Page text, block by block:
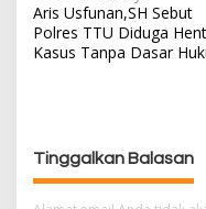
a
v
p
Aris Usfunan,SH Sebut
Polres TTU Diduga
Kasus Tanpa Dasar
Tinggalkan Balasan